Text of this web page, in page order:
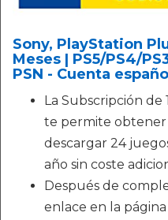
Sony, PlayStation
Meses | PS5/PS4/
PSN - Cuenta
La Subscripción de
te permite obtener
descargar 24
año sin coste
Después de
enlace en la